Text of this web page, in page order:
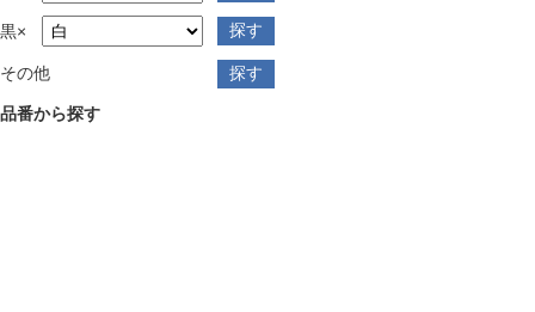
黒×
その他
品番から探す